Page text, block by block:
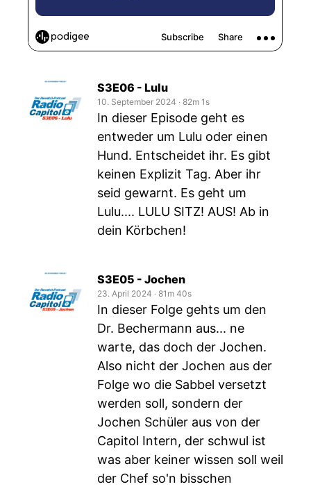
S3E06 - Lulu
10. September 2024 ‧ 82m 1s
In dieser Episode geht es
entweder um Lulu oder einen
Hund. Entscheidet ihr. Es gibt
keinen Explizit Tag. Aber ihr
seid gewarnt. Es geht um
Lulu.... LULU SITZ! AUS! Ab in
dein Körbchen!
S3E05 - Jochen
23. April 2024 ‧ 81m 40s
In dieser Folge gehts um den
Dr. Bechermann aus... ne
warte, das doch der Jochen.
Also nicht der Jochen aus der
Folge wo die Sabbel versetzt
werden soll, sondern der
Jochen Schüler aus von der
Capitol Intern, der schwul ist
was aber keiner wissen soll weil
der Chef so'n bisschen